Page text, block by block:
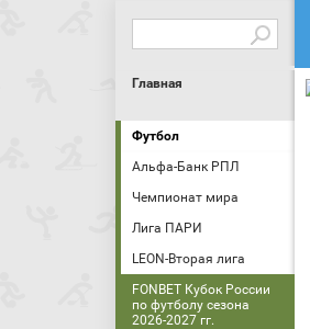
Главная
Футбол
Альфа-Банк РПЛ
Чемпионат мира
Лига ПАРИ
LEON-Вторая лига
FONBET Кубок России
по футболу сезона
2026-2027 гг.